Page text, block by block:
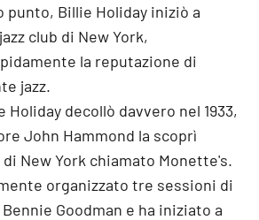
punto, Billie Holiday iniziò a
club di New York,
la reputazione di
jazz.
decollò davvero nel 1933,
John Hammond la scoprì
New York chiamato Monette's.
organizzato tre sessioni di
Goodman e ha iniziato a